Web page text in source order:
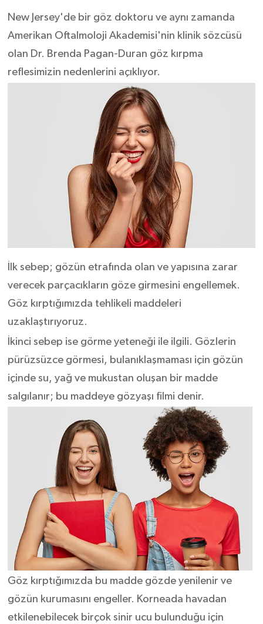
New Jersey'de bir göz doktoru ve aynı zamanda
Amerikan Oftalmoloji Akademisi'nin klinik sözcüsü
olan Dr. Brenda Pagan-Duran göz kırpma
reflesimizin nedenlerini açıklıyor.
İlk sebep; gözün etrafında olan ve yapısına zarar
verecek parçacıkların göze girmesini engellemek.
Göz kırptığımızda tehlikeli maddeleri
uzaklaştırıyoruz.
İkinci sebep ise görme yeteneği ile ilgili. Gözlerin
pürüzsüzce görmesi, bulanıklaşmaması için gözün
içinde su, yağ ve mukustan oluşan bir madde
salgılanır; bu maddeye gözyaşı filmi denir.
Göz kırptığımızda bu madde gözde yenilenir ve
gözün kurumasını engeller. Korneada havadan
etkilenebilecek birçok sinir ucu bulunduğu için